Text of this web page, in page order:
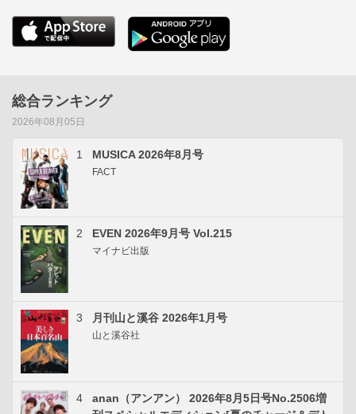
総合ランキング
2026年08月05日
1 MUSICA 2026年8月号
FACT
2 EVEN 2026年9月号 Vol.215
マイナビ出版
3 月刊山と溪谷 2026年1月号
山と溪谷社
4
anan（アンアン） 2026年8月5日号No.2506増